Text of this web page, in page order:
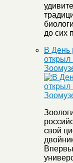
до сих
В День
открыл
свой